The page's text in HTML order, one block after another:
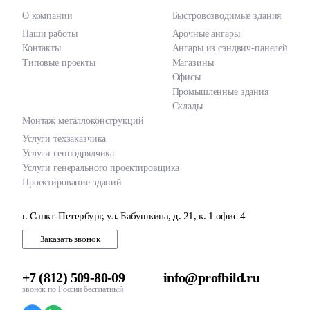
г. Санкт-Петербург, ул. Бабушкина, д. 21, к. 1 офис 4
Заказать звонок
О компании
Наши работы
Контакты
Типовые проекты
Быстровозводимые здания
Арочные ангары
Ангары из сэндвич-панелей
Магазины
Офисы
Промышленные здания
Склады
Монтаж металлоконструкций
Услуги техзаказчика
Услуги генподрядчика
Услуги генерального проектировщика
Проектирование зданий
+7 (812) 509-80-09
звонок по России бесплатный
info@profbild.ru